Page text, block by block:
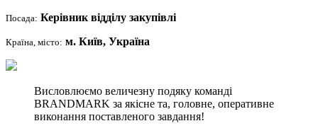
Посада: Керівник відділу закупівлі
Країна, місто: м. Київ, Україна
Висловлюємо величезну подяку команді
BRANDMARK за якісне та, головне, оперативне
виконання поставленого завдання!